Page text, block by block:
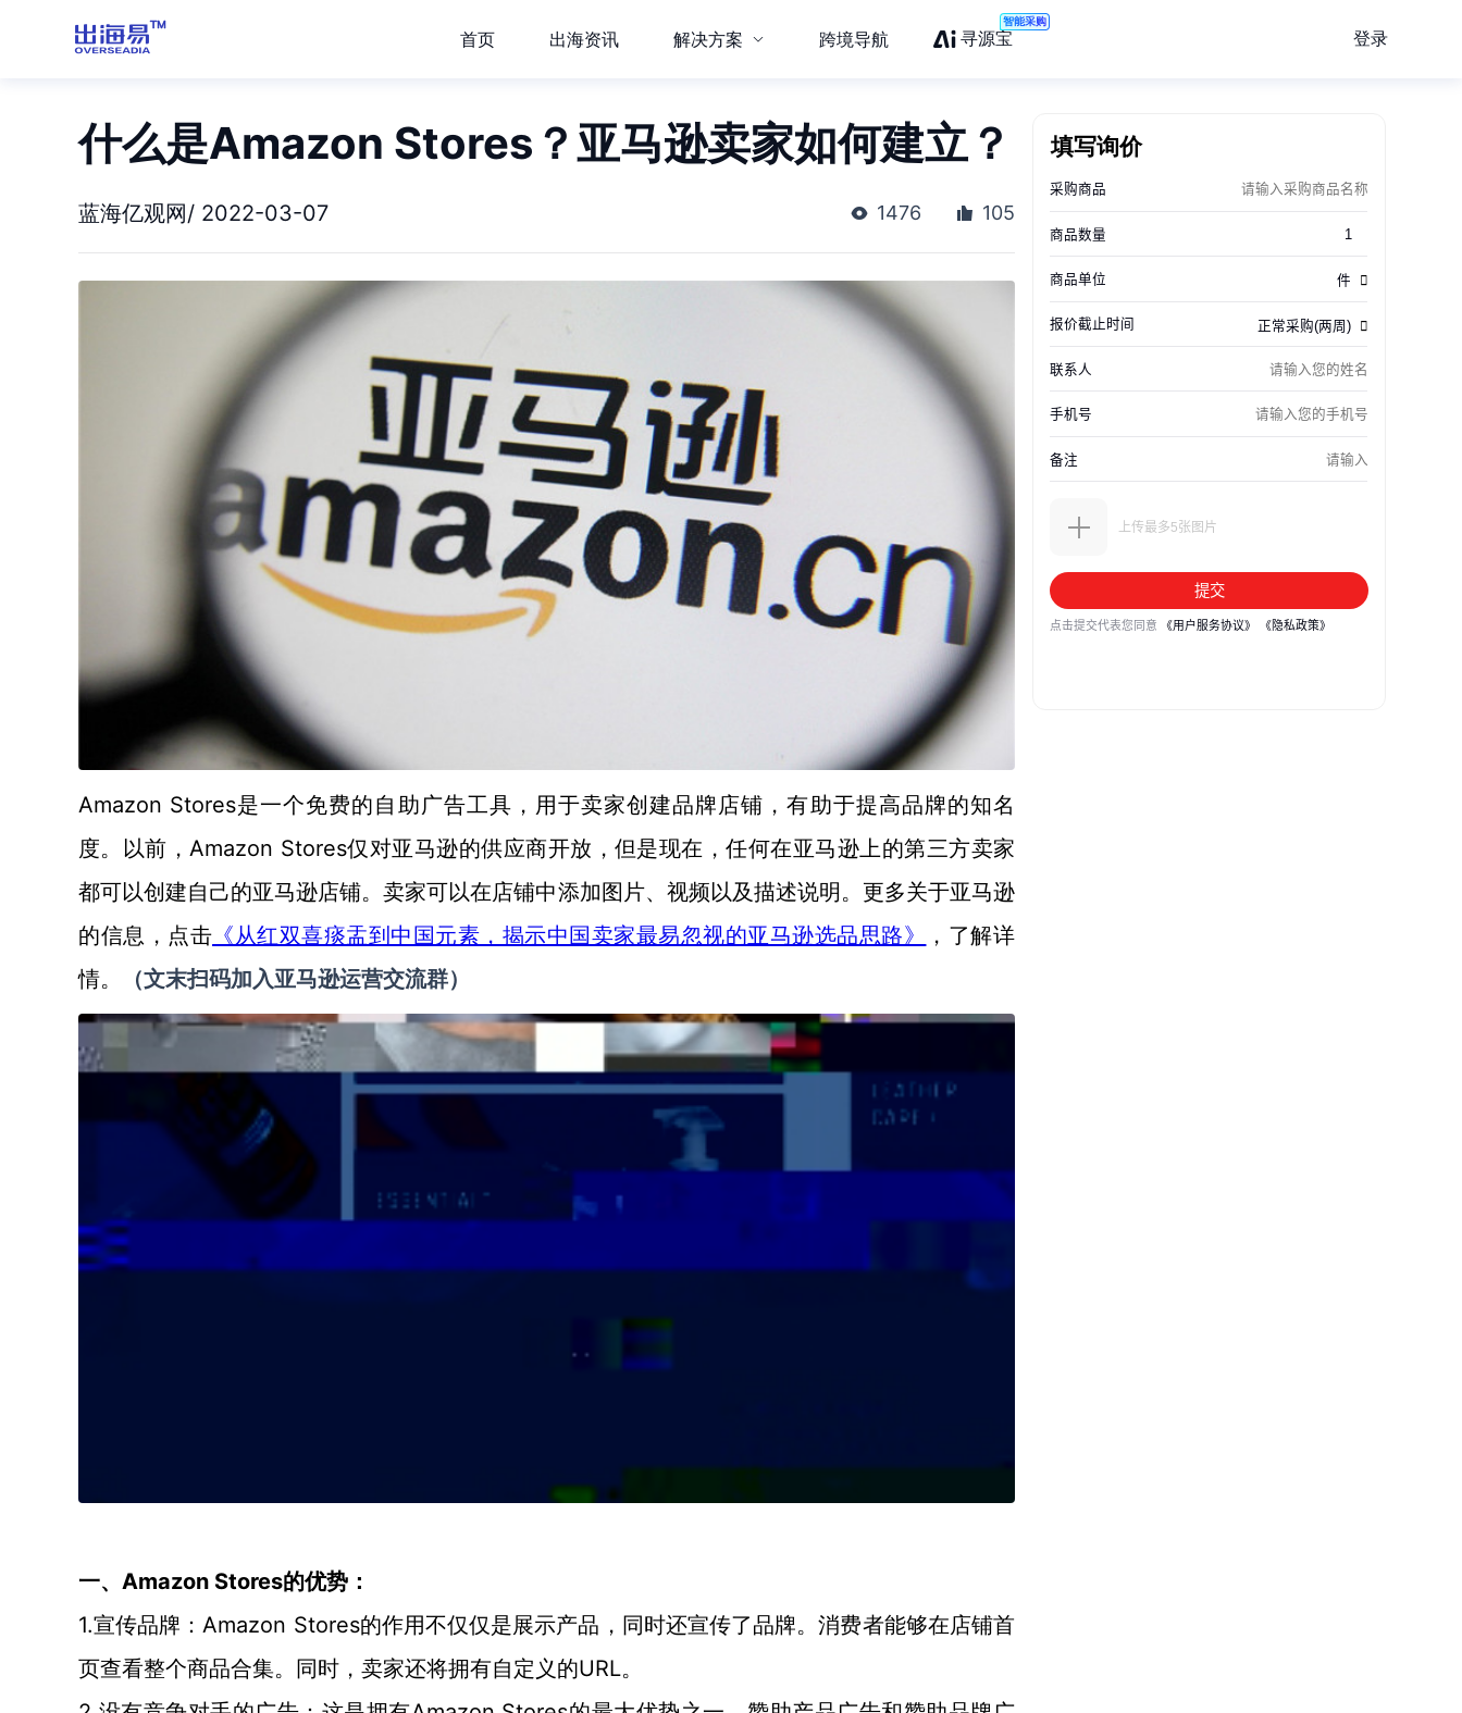
首页 出海资讯 解决方案 跨境导航 寻源宝
智能采购
登录
什么是Amazon Stores？亚马逊卖家如何建立？
蓝海亿观网/ 2022-03-07 1476 105
Amazon Stores是一个免费的自助广告工具，用于卖家创建品牌店铺，有助于提高品牌的知名
度。以前， Amazon Stores仅对亚马逊的供应商开放，但是现在，任何在亚马逊上的第三方卖家
都可以创建自己的亚马逊店铺。卖家可以在店铺中添加图片、视频以及描述说明。更多关于亚马逊
的信息，点击 《从红双喜痰盂到中国元素，揭示中国卖家最易忽视的亚马逊选品思路》
，了解详
情。
（文末扫码加入亚马逊运营交流群）
一、 Amazon Stores的优势：
1.宣传品牌：Amazon Stores的作用不仅仅是展示产品，同时还宣传了品牌。消费者能够在店铺首
页查看整个商品合集。同时，卖家还将拥有自定义的URL。
填写询价